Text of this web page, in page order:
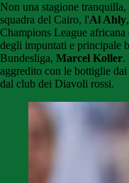
Non una stagione
squadra del Cairo, l'Al Ahly
Champions League
degli impuntati e principale
Bundesliga, Marcel Koller.
aggredito con le bottiglie
dal club dei Diavoli rossi.